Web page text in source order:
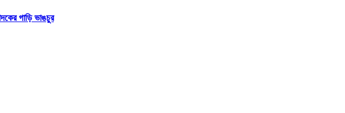
গাড়ি ভাঙচুর